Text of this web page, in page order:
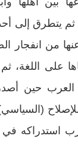
عنها من انفجار
على اللغة، ثم
حين
(السياسي)
استدراكه في